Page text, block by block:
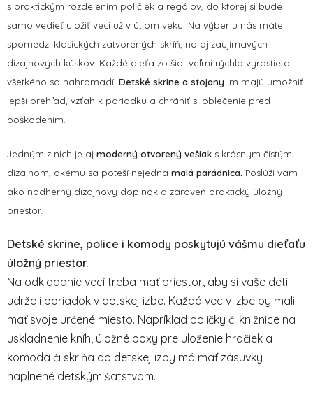
d
a
c
i
e
p
r
y
v
p
u
s praktickým rozdelením poličiek a regálov, do ktorej si bude
samo vedieť uložiť veci už v útlom veku. Na výber u nás máte
spomedzi klasických zatvorených skríň, no aj zaujímavých
dizajnových kúskov. Každé dieťa zo šiat veľmi rýchlo vyrastie a
všetkého sa nahromadí! Detské skrine a stojany im majú umožniť
lepší prehľad, vzťah k poriadku a chrániť si oblečenie pred
poškodením.
Jedným z nich je aj moderný otvorený vešiak s krásnym čistým
dizajnom, akému sa poteší nejedna malá parádnica. Poslúži vám
ako nádherný dizajnový doplnok a zároveň praktický úložný
priestor.
Detské skrine, police i komody poskytujú vášmu dieťaťu
úložný priestor.
Na odkladanie vecí treba mať priestor, aby si vaše deti
udržali poriadok v detskej izbe. Každá vec v izbe by mali
mať svoje určené miesto. Napríklad poličky či knižnice na
uskladnenie kníh, úložné boxy pre uloženie hračiek a
komoda či skriňa do detskej izby má mať zásuvky
naplnené detským šatstvom.